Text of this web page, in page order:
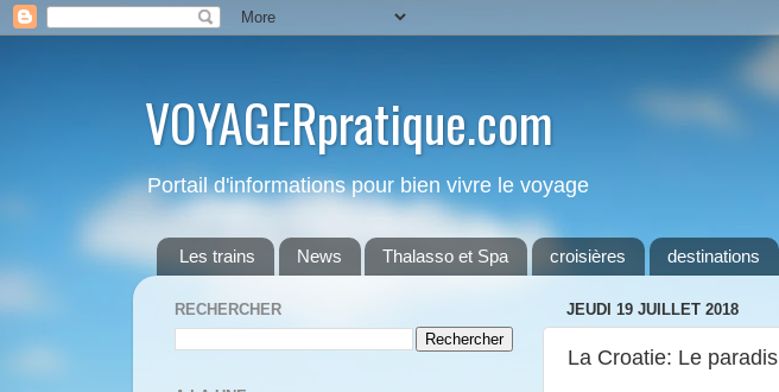
VOYAGERpratique.com
Portail d'informations pour bien vivre le voyage
Les trains News Thalasso et Spa croisières destinations
JEUDI 19 JUILLET 2018
La Croatie: Le
RECHERCHER